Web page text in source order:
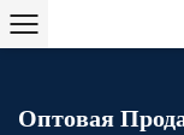
Оптовая